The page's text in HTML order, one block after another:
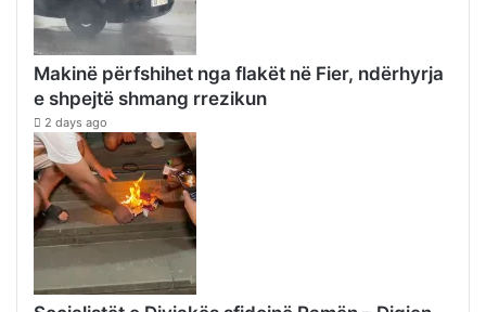
Makinë përfshihet nga flakët në Fier, ndërhyrja
e shpejtë shmang rrezikun
2 days ago